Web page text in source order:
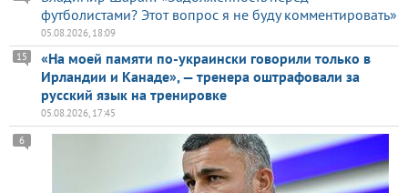
футболистами? Этот вопрос я не буду комментировать»
05.08.2026, 18:09
«На моей памяти по-украински говорили только в
Ирландии и Канаде», — тренера оштрафовали за
русский язык на тренировке
15
05.08.2026, 17:45
6